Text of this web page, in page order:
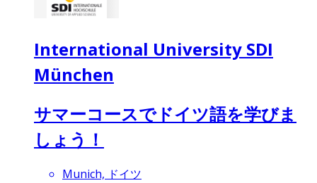
International University SDI
München
サマーコースでドイツ語を学びま
しょう！
Munich, ドイツ